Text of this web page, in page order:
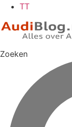
TT
Zoeken